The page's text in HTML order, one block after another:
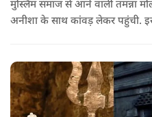
मुस्लिम समाज से आने वालीं तमन्ना
अनीशा के साथ कांवड़ लेकर पहुंची.